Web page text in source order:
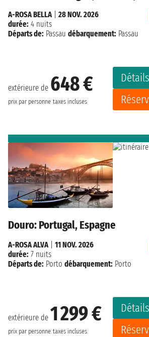
extérieure de 648 €
prix par personne taxes incluses
Détails
A-ROSA BELLA| 28 NOV. 2026
durée: 4 nuits
Départs de: Passau débarquement: Passau
Douro: Portugal, Espagne
extérieure de 1 299 €
prix par personne taxes incluses
Détails
A-ROSA ALVA| 11 NOV. 2026
durée: 7 nuits
Départs de: Porto débarquement: Porto